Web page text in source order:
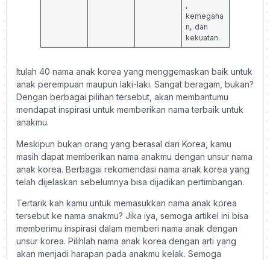
,
kemegaha
n, dan
kekuatan.
Itulah 40 nama anak korea yang menggemaskan baik untuk
anak perempuan maupun laki-laki. Sangat beragam, bukan?
Dengan berbagai pilihan tersebut, akan membantumu
mendapat inspirasi untuk memberikan nama terbaik untuk
anakmu.
Meskipun bukan orang yang berasal dari Korea, kamu
masih dapat memberikan nama anakmu dengan unsur nama
anak korea. Berbagai rekomendasi nama anak korea yang
telah dijelaskan sebelumnya bisa dijadikan pertimbangan.
Tertarik kah kamu untuk memasukkan nama anak korea
tersebut ke nama anakmu? Jika iya, semoga artikel ini bisa
memberimu inspirasi dalam memberi nama anak dengan
unsur korea. Pilihlah nama anak korea dengan arti yang
akan menjadi harapan pada anakmu kelak. Semoga